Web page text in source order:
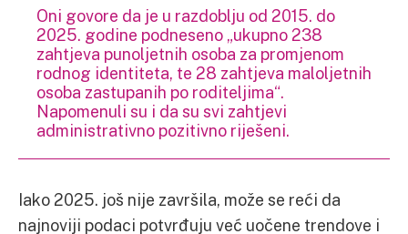
Oni govore da je u razdoblju od 2015. do
2025. godine podneseno „ukupno 238
zahtjeva punoljetnih osoba za promjenom
rodnog identiteta, te 28 zahtjeva maloljetnih
osoba zastupanih po roditeljima“.
Napomenuli su i da su svi zahtjevi
administrativno pozitivno riješeni.
Iako 2025. još nije završila, može se reći da
najnoviji podaci potvrđuju već uočene trendove i